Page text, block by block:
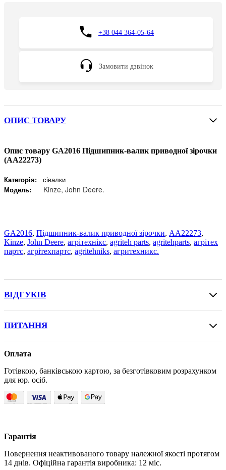
+38 044 364-05-64
Замовити дзвінок
ОПИС ТОВАРУ
Опис товару GA2016 Підшипник-валик приводної зірочки
(AA22273)
Категорія: сівалки
Модель: Kinze, John Deere.
GA2016, Підшипник-валик приводної зірочки, AA22273,
Kinze, John Deere, агрітехнікс, agriteh parts, agritehparts, агрітех
партс, агрітехпартс, agritehniks, агритехникс.
ВІДГУКІВ
ПИТАННЯ
Оплата
Готівкою, банківською картою, за безготівковим розрахунком
для юр. осіб.
Гарантія
Повернення неактивованого товару належної якості протягом
14 днів. Офіційна гарантія виробника: 12 міс.